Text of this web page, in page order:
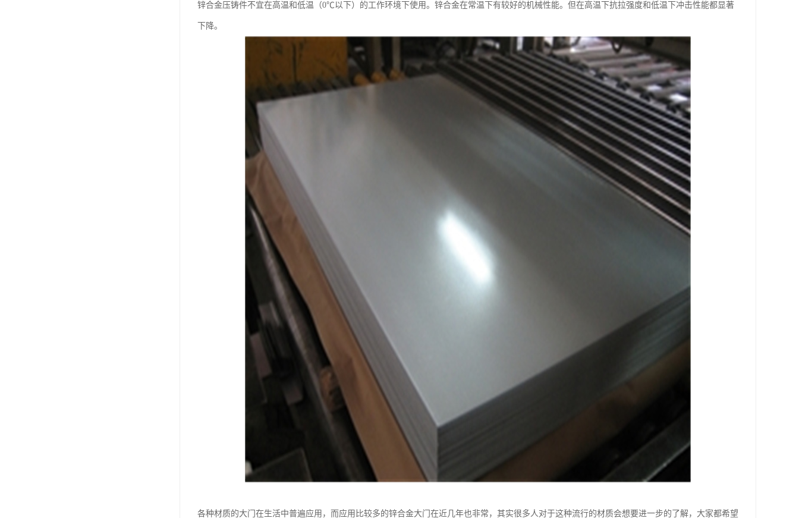
锌合金压铸件不宜在高温和低温（0℃以下）的工作环境下使用。锌合金在常温下有较好的机械性能。但在高温下抗拉强度和低温下冲击性能都显著
下降。
各种材质的大门在生活中普遍应用，而应用比较多的锌合金大门在近几年也非常，其实很多人对于这种流行的材质会想要进一步的了解，大家都希望